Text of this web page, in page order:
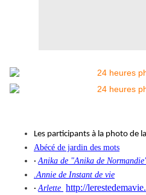
Les participants à la photo de
Abécé de jardin des mots
·Anika de "Anika de
.Annie de Instant de vie
·Arlette http://